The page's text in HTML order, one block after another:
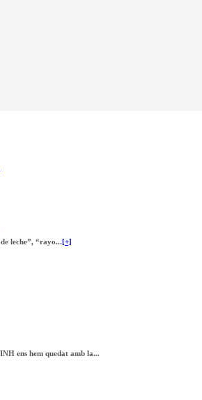
leche”, “rayo... [+]
ens hem quedat amb la...